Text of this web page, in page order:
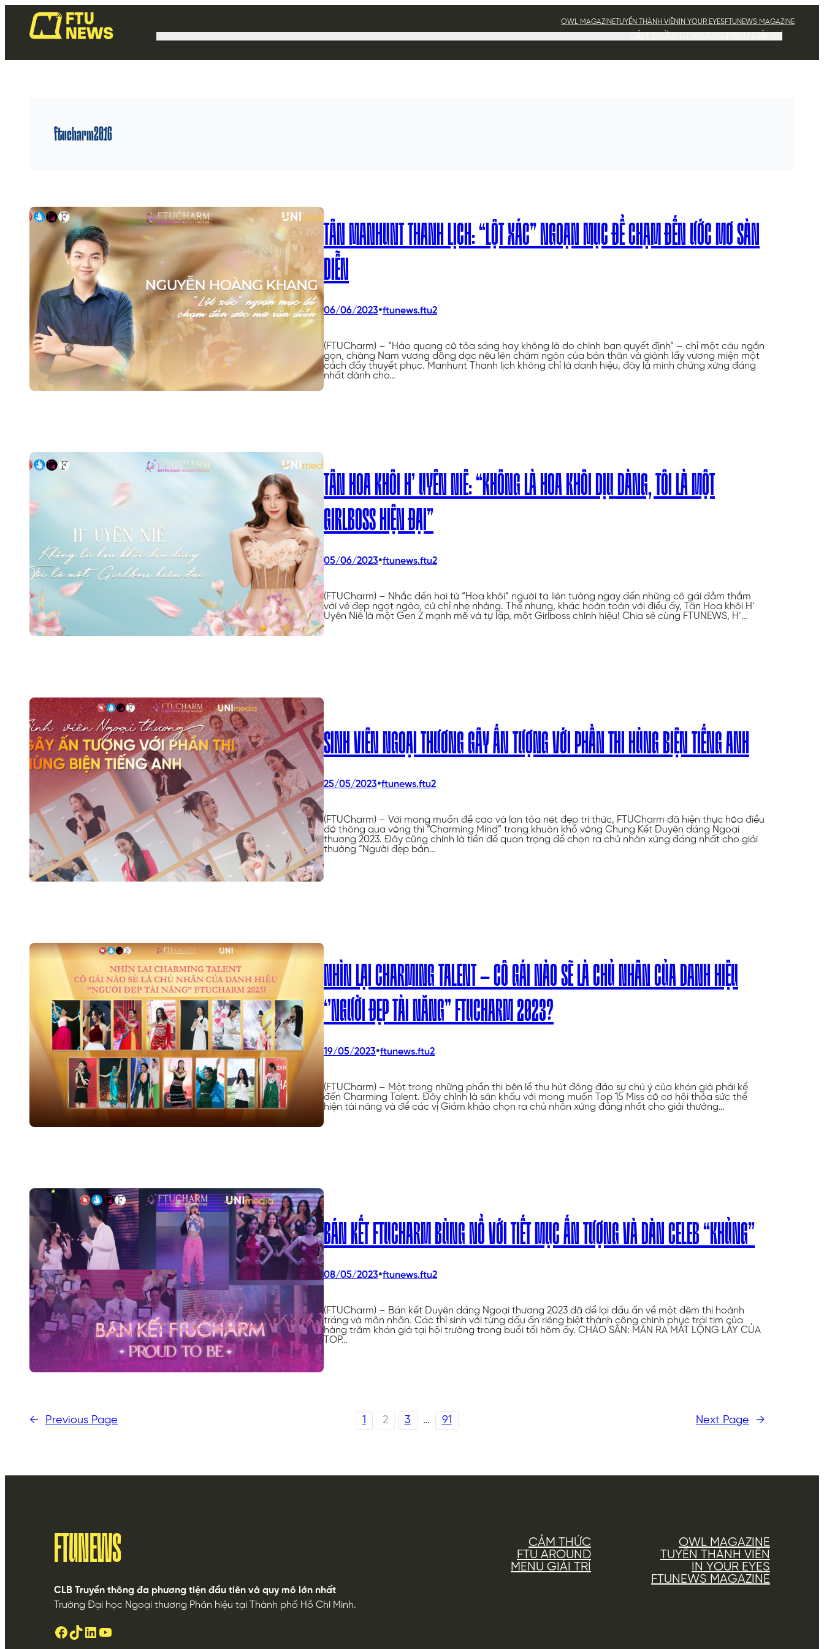
OWL MAGAZINETUYỂN THÀNH VIÊN IN YOUR EYESFTUNEWS MAGAZINE
ftucharm2016
TÂN MANHUNT THANH LỊCH: “LỘT XÁC” NGOẠN MỤC ĐỂ CHẠM ĐẾN ƯỚC MƠ SÀN
DIỄN
06/06/2023•ftunews.ftu2
(FTUCharm) – “Hào quang có tỏa sáng hay không là do chính bạn quyết định” – chỉ một câu ngắn
gọn, chàng Nam vương dõng dạc nêu lên châm ngôn của bản thân và giành lấy vương miện một
cách đầy thuyết phục. Manhunt Thanh lịch không chỉ là danh hiệu, đây là minh chứng xứng đáng
nhất dành cho…
TÂN HOA KHÔI H’ UYÊN NIÊ: “KHÔNG LÀ HOA KHÔI DỊU DÀNG, TÔI LÀ MỘT
GIRLBOSS HIỆN ĐẠI”
05/06/2023•ftunews.ftu2
(FTUCharm) – Nhắc đến hai từ “Hoa khôi” người ta liên tưởng ngay đến những cô gái đằm thắm
với vẻ đẹp ngọt ngào, cử chỉ nhẹ nhàng. Thế nhưng, khác hoàn toàn với điều ấy, Tân Hoa khôi H’
Uyên Niê là một Gen Z mạnh mẽ và tự lập, một Girlboss chính hiệu! Chia sẻ cùng FTUNEWS, H’…
SINH VIÊN NGOẠI THƯƠNG GÂY ẤN TƯỢNG VỚI PHẦN THI HÙNG BIỆN TIẾNG ANH
25/05/2023•ftunews.ftu2
(FTUCharm) – Với mong muốn đề cao và lan tỏa nét đẹp tri thức, FTUCharm đã hiện thực hóa điều
đó thông qua vòng thi “Charming Mind” trong khuôn khổ vòng Chung Kết Duyên dáng Ngoại
thương 2023. Đây cũng chính là tiền đề quan trọng để chọn ra chủ nhân xứng đáng nhất cho giải
thưởng “Người đẹp bản…
NHÌN LẠI CHARMING TALENT – CÔ GÁI NÀO SẼ LÀ CHỦ NHÂN CỦA DANH HIỆU
‘’NGƯỜI ĐẸP TÀI NĂNG” FTUCHARM 2023?
19/05/2023•ftunews.ftu2
(FTUCharm) – Một trong những phần thi bên lề thu hút đông đảo sự chú ý của khán giả phải kể
đến Charming Talent. Đây chính là sân khấu với mong muốn Top 15 Miss có cơ hội thỏa sức thể
hiện tài năng và để các vị Giám khảo chọn ra chủ nhân xứng đáng nhất cho giải thưởng…
BÁN KẾT FTUCHARM BÙNG NỔ VỚI TIẾT MỤC ẤN TƯỢNG VÀ DÀN CELEB “KHỦNG”
08/05/2023•ftunews.ftu2
(FTUCharm) – Bán kết Duyên dáng Ngoại thương 2023 đã để lại dấu ấn về một đêm thi hoành
tráng và mãn nhãn. Các thí sinh với từng dấu ấn riêng biệt thành công chinh phục trái tim của
hàng trăm khán giả tại hội trường trong buổi tối hôm ấy. CHÀO SÂN: MÀN RA MẮT LỘNG LẪY CỦA
TOP…
← Previous Page 1 2 3 … 91 Next Page →
FTUNEWS
CLB Truyền thông đa phương tiện đầu tiên và quy mô lớn nhất
Trường Đại học Ngoại thương Phân hiệu tại Thành phố Hồ Chí Minh.
CẢM THỨC
FTU AROUND
MENU GIẢI TRÍ
OWL MAGAZINE
TUYỂN THÀNH VIÊN
IN YOUR EYES
FTUNEWS MAGAZINE